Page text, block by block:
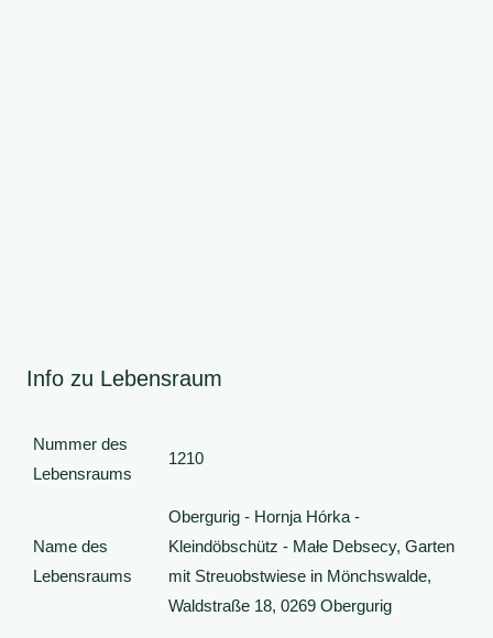
Info zu Lebensraum
Nummer des
Lebensraums
1210
Name des
Lebensraums
Obergurig - Hornja Hórka -
Kleindöbschütz - Małe Debsecy, Garten
mit Streuobstwiese in Mönchswalde,
Waldstraße 18, 0269 Obergurig